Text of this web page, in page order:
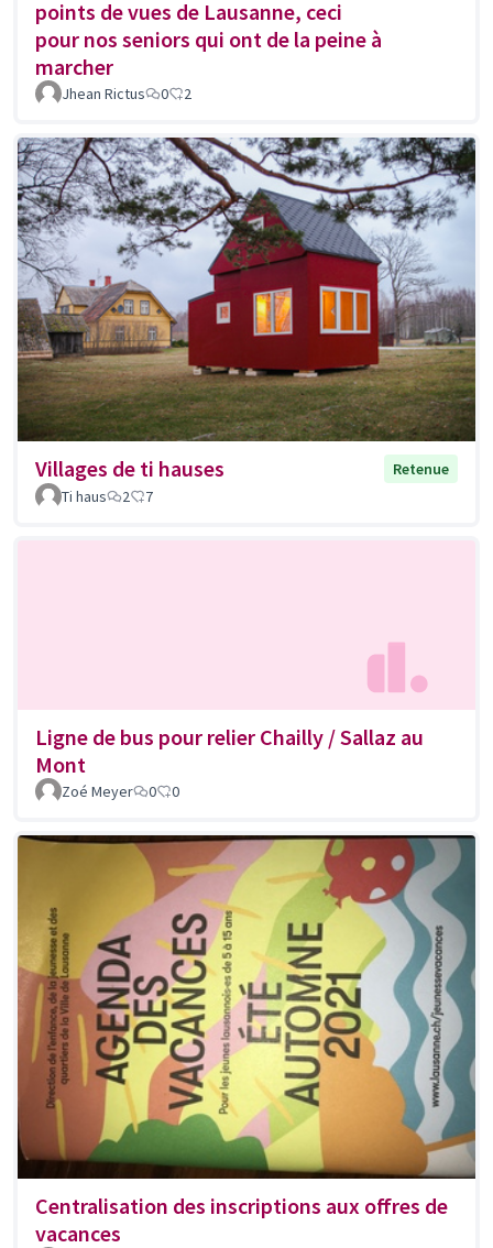
points de vues de Lausanne, ceci
pour nos seniors qui ont de la peine à
marcher
Jhean Rictus 0 2
Villages de ti hauses
Retenue
Ti haus
2 7
Ligne de bus pour relier Chailly / Sallaz au
Mont
Zoé Meyer 0 0
Centralisation des inscriptions aux offres de
vacances